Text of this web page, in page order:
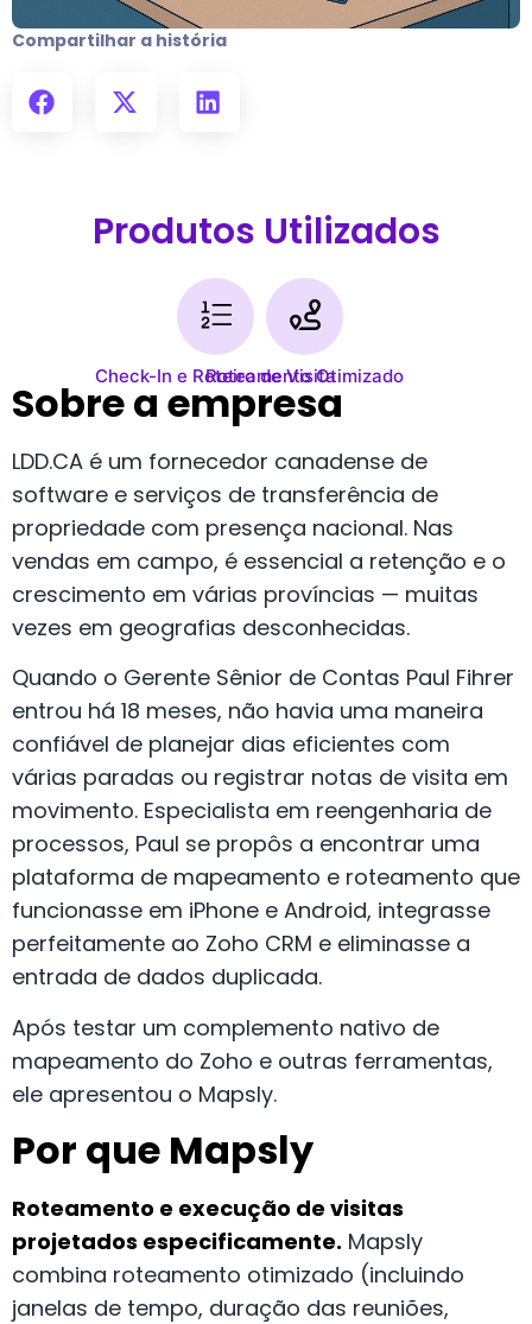
Compartilhar a história
Produtos Utilizados
Check-In e Roteiro de Visita
Roteamento Otimizado
Sobre a empresa
LDD.CA é um fornecedor canadense de
software e serviços de transferência de
propriedade com presença nacional. Nas
vendas em campo, é essencial a retenção e o
crescimento em várias províncias — muitas
vezes em geografias desconhecidas.
Quando o Gerente Sênior de Contas Paul Fihrer
entrou há 18 meses, não havia uma maneira
confiável de planejar dias eficientes com
várias paradas ou registrar notas de visita em
movimento. Especialista em reengenharia de
processos, Paul se propôs a encontrar uma
plataforma de mapeamento e roteamento que
funcionasse em iPhone e Android, integrasse
perfeitamente ao Zoho CRM e eliminasse a
entrada de dados duplicada.
Após testar um complemento nativo de
mapeamento do Zoho e outras ferramentas,
ele apresentou o Mapsly.
Por que Mapsly
Roteamento e execução de visitas
projetados especificamente. Mapsly
combina roteamento otimizado (incluindo
janelas de tempo, duração das reuniões,